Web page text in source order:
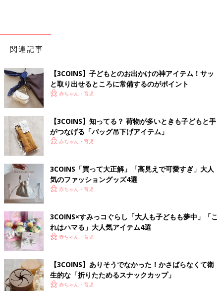
関連記事
【3COINS】子どもとのお出かけの神アイテム！サッ
と取り出せるところに常備するのがポイント
赤ちゃん・育児
【3COINS】知ってる？ 荷物が多いときも子どもと手
がつなげる「バッグ吊下げアイテム」
赤ちゃん・育児
3COINS「買って大正解」「高見えで可愛すぎ」大人
気のファッショングッズ4選
赤ちゃん・育児
3COINS×すみっコぐらし「大人も子どもも夢中」「こ
れはハマる」大人気アイテム4選
赤ちゃん・育児
【3COINS】ありそうでなかった！かさばらなくて衛
生的な「折りたためるスナックカップ」
赤ちゃん・育児